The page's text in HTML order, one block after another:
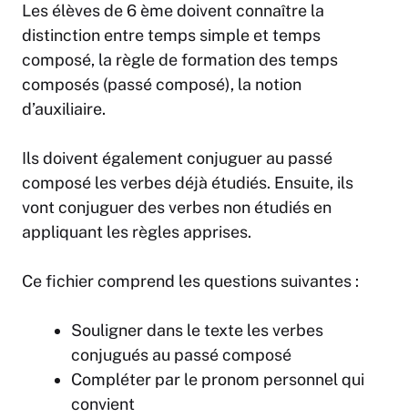
Les élèves de 6 ème doivent connaître la
distinction entre temps simple et temps
composé, la règle de formation des temps
composés (passé composé), la notion
d’auxiliaire.
Ils doivent également conjuguer au passé
composé les verbes déjà étudiés. Ensuite, ils
vont conjuguer des verbes non étudiés en
appliquant les règles apprises.
Ce fichier comprend les questions suivantes :
Souligner dans le texte les verbes
conjugués au passé composé
Compléter par le pronom personnel qui
convient